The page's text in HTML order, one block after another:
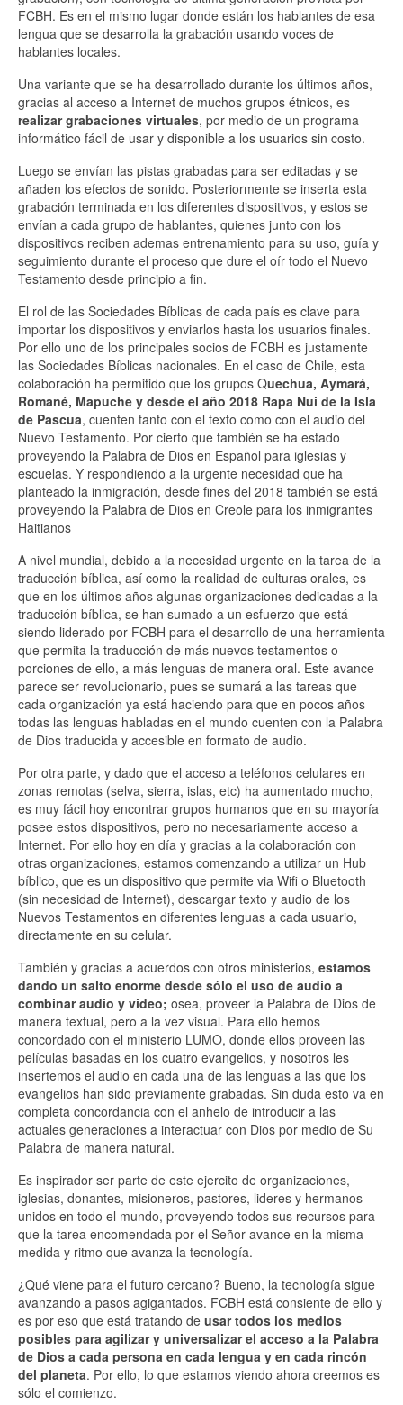
FCBH. Es en el mismo lugar donde están los hablantes de esa
lengua que se desarrolla la grabación usando voces de
hablantes locales.
Una variante que se ha desarrollado durante los últimos años,
gracias al acceso a Internet de muchos grupos étnicos, es
realizar grabaciones virtuales, por medio de un programa
informático fácil de usar y disponible a los usuarios sin costo.
Luego se envían las pistas grabadas para ser editadas y se
añaden los efectos de sonido. Posteriormente se inserta esta
grabación terminada en los diferentes dispositivos, y estos se
envían a cada grupo de hablantes, quienes junto con los
dispositivos reciben ademas entrenamiento para su uso, guía y
seguimiento durante el proceso que dure el oír todo el Nuevo
Testamento desde principio a fin.
El rol de las Sociedades Bíblicas de cada país es clave para
importar los dispositivos y enviarlos hasta los usuarios finales.
Por ello uno de los principales socios de FCBH es justamente
las Sociedades Bíblicas nacionales. En el caso de Chile, esta
colaboración ha permitido que los grupos Quechua, Aymará,
Romané, Mapuche y desde el año 2018 Rapa Nui de la Isla
de Pascua, cuenten tanto con el texto como con el audio del
Nuevo Testamento. Por cierto que también se ha estado
proveyendo la Palabra de Dios en Español para iglesias y
escuelas. Y respondiendo a la urgente necesidad que ha
planteado la inmigración, desde fines del 2018 también se está
proveyendo la Palabra de Dios en Creole para los inmigrantes
Haitianos
A nivel mundial, debido a la necesidad urgente en la tarea de la
traducción bíblica, así como la realidad de culturas orales, es
que en los últimos años algunas organizaciones dedicadas a la
traducción bíblica, se han sumado a un esfuerzo que está
siendo liderado por FCBH para el desarrollo de una herramienta
que permita la traducción de más nuevos testamentos o
porciones de ello, a más lenguas de manera oral. Este avance
parece ser revolucionario, pues se sumará a las tareas que
cada organización ya está haciendo para que en pocos años
todas las lenguas habladas en el mundo cuenten con la Palabra
de Dios traducida y accesible en formato de audio.
Por otra parte, y dado que el acceso a teléfonos celulares en
zonas remotas (selva, sierra, islas, etc) ha aumentado mucho,
es muy fácil hoy encontrar grupos humanos que en su mayoría
posee estos dispositivos, pero no necesariamente acceso a
Internet. Por ello hoy en día y gracias a la colaboración con
otras organizaciones, estamos comenzando a utilizar un Hub
bíblico, que es un dispositivo que permite via Wifi o Bluetooth
(sin necesidad de Internet), descargar texto y audio de los
Nuevos Testamentos en diferentes lenguas a cada usuario,
directamente en su celular.
También y gracias a acuerdos con otros ministerios, estamos
dando un salto enorme desde sólo el uso de audio a
combinar audio y video; osea, proveer la Palabra de Dios de
manera textual, pero a la vez visual. Para ello hemos
concordado con el ministerio LUMO, donde ellos proveen las
películas basadas en los cuatro evangelios, y nosotros les
insertemos el audio en cada una de las lenguas a las que los
evangelios han sido previamente grabadas. Sin duda esto va en
completa concordancia con el anhelo de introducir a las
actuales generaciones a interactuar con Dios por medio de Su
Palabra de manera natural.
Es inspirador ser parte de este ejercito de organizaciones,
iglesias, donantes, misioneros, pastores, lideres y hermanos
unidos en todo el mundo, proveyendo todos sus recursos para
que la tarea encomendada por el Señor avance en la misma
medida y ritmo que avanza la tecnología.
¿Qué viene para el futuro cercano? Bueno, la tecnología sigue
avanzando a pasos agigantados. FCBH está consiente de ello y
es por eso que está tratando de usar todos los medios
posibles para agilizar y universalizar el acceso a la Palabra
de Dios a cada persona en cada lengua y en cada rincón
del planeta. Por ello, lo que estamos viendo ahora creemos es
sólo el comienzo.